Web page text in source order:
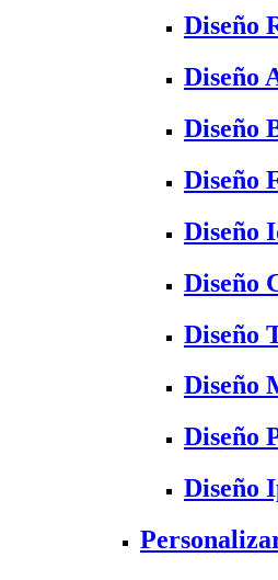
Diseño
Diseño
Diseño
Diseño
Diseño
Diseño
Diseño
Diseño
Diseño
Diseño